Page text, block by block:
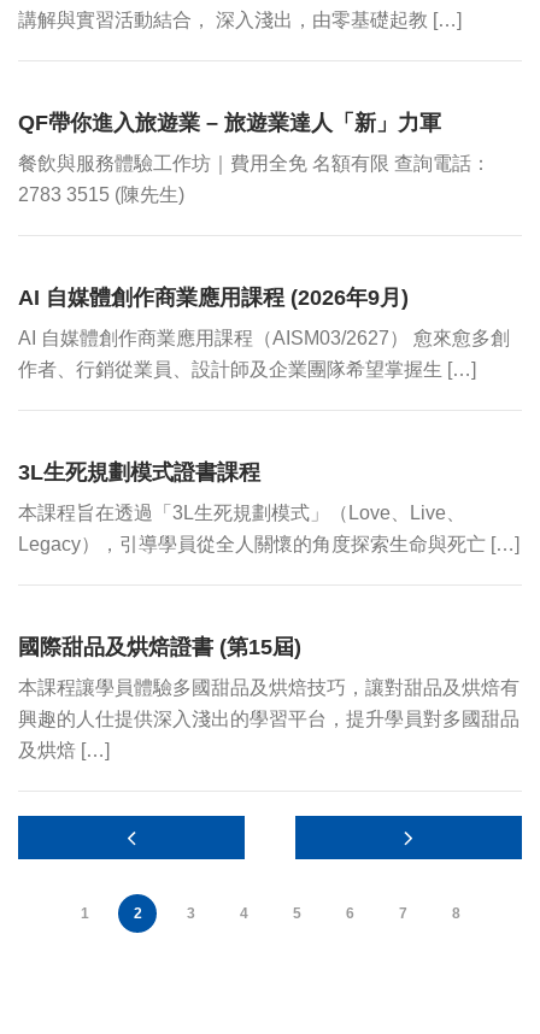
講解與實習活動結合， 深入淺出，由零基礎起教 […]
QF帶你進入旅遊業 – 旅遊業達人「新」力軍
餐飲與服務體驗工作坊｜費用全免 名額有限 查詢電話：
2783 3515 (陳先生)
AI 自媒體創作商業應用課程 (2026年9月)
AI 自媒體創作商業應用課程（AISM03/2627） 愈來愈多創
作者、行銷從業員、設計師及企業團隊希望掌握生 […]
3L生死規劃模式證書課程
本課程旨在透過「3L生死規劃模式」（Love、Live、
Legacy），引導學員從全人關懷的角度探索生命與死亡 […]
國際甜品及烘焙證書 (第15屆)
本課程讓學員體驗多國甜品及烘焙技巧，讓對甜品及烘焙有
興趣的人仕提供深入淺出的學習平台，提升學員對多國甜品
及烘焙 […]
1 2 3 4 5 6 7 8